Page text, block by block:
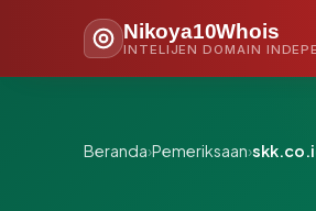
Nikoya10Whois
INTELIJEN DOMAIN
Beranda›Pemeriksaan›